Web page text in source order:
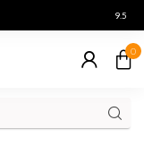
9.5
0